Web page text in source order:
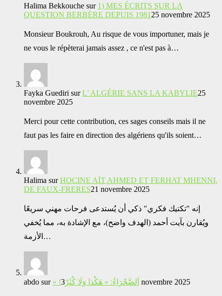
Halima Bekkouche sur 1) MES ÉCRITS SUR LA
QUESTION BERBÈRE DEPUIS 1981 25 novembre 2025
Monsieur Boukrouh, Au risque de vous importuner, mais je
ne vous le répèterai jamais assez , ce n'est pas à…
Fayka Guediri surL’ ALGÉRIE SANS LA KABYLIE25
novembre 2025
Merci pour cette contribution, ces sages conseils mais il ne
faut pas les faire en direction des algériens qu'ils soient…
Halima surHOCINE AÏT AHMED ET FERHAT MHENNI,
DE FAUX-FRERES21 novembre 2025
إنه "تكتيك فكري" ذكي أن يُستدعى فرحات مهني سريعًا
ويُقارن بآيت أحمد (الهدف واضح)، مع الإشادة به، مما يُخفي
الأزمة…
abdo sur « !اَلصَّحْرَاءُ: « هَكْذا وَلَا كْثَرْ 3 novembre 2025